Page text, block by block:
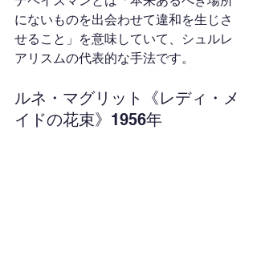
にないものを出会わせて違和を生じさ
せること」を意味していて、シュルレ
アリスムの代表的な手法です。
ルネ・マグリット《レディ・メ
イドの花束》1956年